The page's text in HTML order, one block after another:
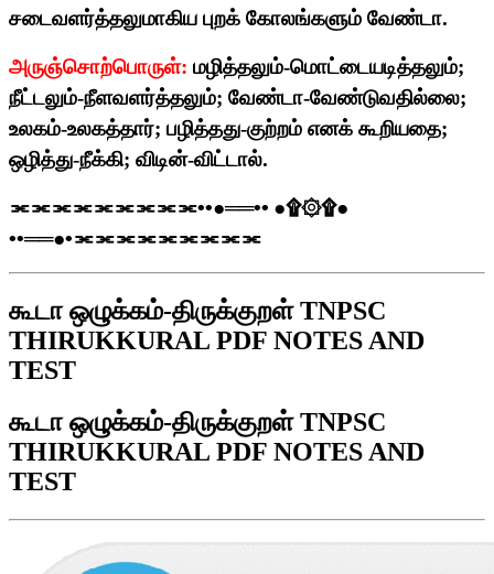
சடைவளர்த்தலுமாகிய புறக் கோலங்களும் வேண்டா.
அருஞ்சொற்பொருள்: மழித்தலும்-மொட்டையடித்தலும்;
நீட்டலும்-நீளவளர்த்தலும்; வேண்டா-வேண்டுவதில்லை;
உலகம்-உலகத்தார்; பழித்தது-குற்றம் எனக் கூறியதை;
ஒழித்து-நீக்கி; விடின்-விட்டால்.
⫘⫘⫘⫘⫘⫘⫘⫘⫘••●══•• ●۩۞۩●
••══●•⫘⫘⫘⫘⫘⫘⫘⫘⫘
கூடா ஒழுக்கம்-திருக்குறள் TNPSC
THIRUKKURAL PDF NOTES AND
TEST
கூடா ஒழுக்கம்-திருக்குறள் TNPSC
THIRUKKURAL PDF NOTES AND
TEST